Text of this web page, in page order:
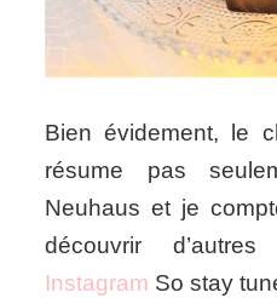
Bien évidement, le
résume pas
Neuhaus et je
découvrir
Instagram So stay